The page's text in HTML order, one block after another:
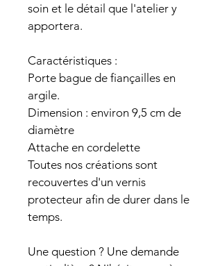
soin et le détail que l'atelier y
apportera.
Caractéristiques :
Porte bague de fiançailles en
argile.
Dimension : environ 9,5 cm de
diamètre
Attache en cordelette
Toutes nos créations sont
recouvertes d'un vernis
protecteur afin de durer dans le
temps.
Une question ? Une demande